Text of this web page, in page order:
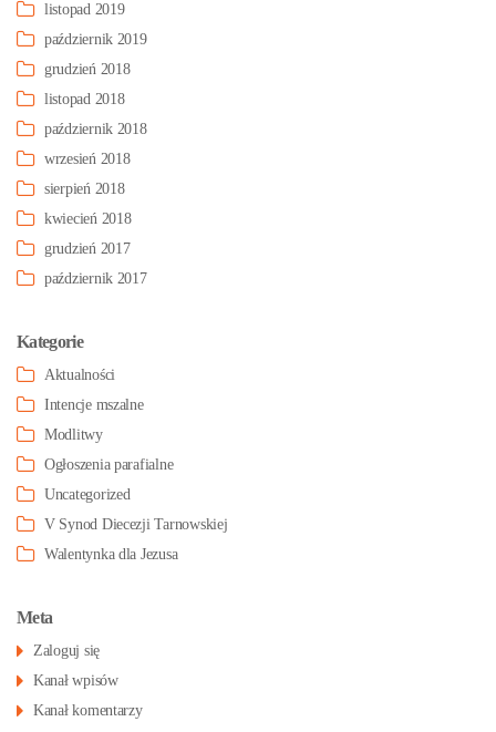
listopad 2019
październik 2019
grudzień 2018
listopad 2018
październik 2018
wrzesień 2018
sierpień 2018
kwiecień 2018
grudzień 2017
październik 2017
Kategorie
Aktualności
Intencje mszalne
Modlitwy
Ogłoszenia parafialne
Uncategorized
V Synod Diecezji Tarnowskiej
Walentynka dla Jezusa
Meta
Zaloguj się
Kanał wpisów
Kanał komentarzy